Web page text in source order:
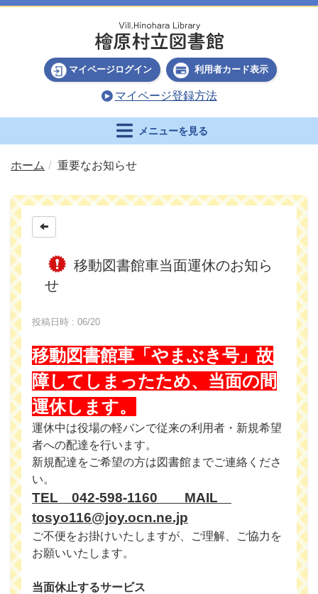
マイページログイン 利用者カード表示
マイページ登録方法
メニューを見る
ホーム 重要なお知らせ
移動図書館車当面運休のお知ら
せ
投稿日時 : 06/20
移動図書館車「やまぶき号」故
障してしまったため、当面の間
運休します。
運休中は役場の軽バンで従来の利用者・新規希望
者への配達を行います。
新規配達をご希望の方は図書館までご連絡くださ
い。
TEL 042-598-1160 MAIL
tosyo116@joy.ocn.ne.jp
ご不便をお掛けいたしますが、ご理解、ご協力を
お願いいたします。
当面休止するサービス